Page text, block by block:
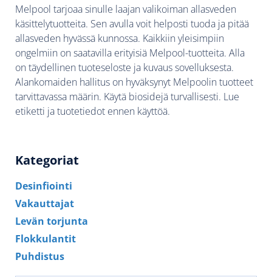
Melpool tarjoaa sinulle laajan valikoiman allasveden
käsittelytuotteita. Sen avulla voit helposti tuoda ja pitää
allasveden hyvässä kunnossa. Kaikkiin yleisimpiin
ongelmiin on saatavilla erityisiä Melpool-tuotteita. Alla
on täydellinen tuoteseloste ja kuvaus sovelluksesta.
Alankomaiden hallitus on hyväksynyt Melpoolin tuotteet
tarvittavassa määrin. Käytä biosidejä turvallisesti. Lue
etiketti ja tuotetiedot ennen käyttöä.
Kategoriat
Desinfiointi
Vakauttajat
Levän torjunta
Flokkulantit
Puhdistus